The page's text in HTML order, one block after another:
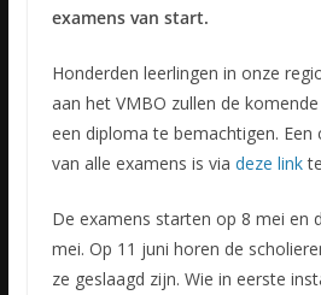
examens van start.
Honderden leerlingen in onze
aan het VMBO zullen de
een diploma te bemachtigen.
van alle examens is via deze link
De examens starten op 8 mei en
mei. Op 11 juni horen de
ze geslaagd zijn. Wie in eerste